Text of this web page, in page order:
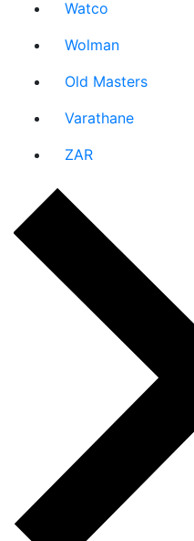
Watco
Wolman
Old Masters
Varathane
ZAR